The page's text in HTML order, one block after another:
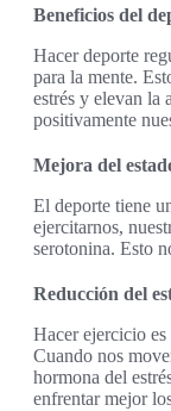
Beneficios del
Hacer deporte
para la mente.
estrés y elevan la
positivamente
Mejora del
El deporte tiene
ejercitarnos,
serotonina. Esto
Reducción del
Hacer ejercicio
Cuando nos
hormona del
enfrentar mejor